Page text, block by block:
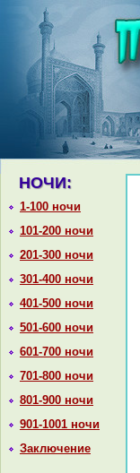
НОЧИ:
1-100 ночи
101-200 ночи
201-300 ночи
301-400 ночи
401-500 ночи
501-600 ночи
601-700 ночи
701-800 ночи
801-900 ночи
901-1001 ночи
Заключение